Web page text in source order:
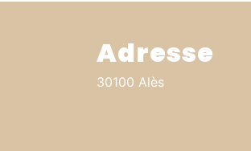
Adresse
30100 Alès